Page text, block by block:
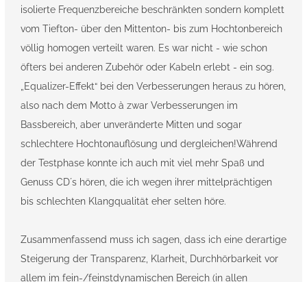
isolierte Frequenzbereiche beschränkten sondern komplett
vom Tiefton- über den Mittenton- bis zum Hochtonbereich
völlig homogen verteilt waren. Es war nicht - wie schon
öfters bei anderen Zubehör oder Kabeln erlebt - ein sog.
„Equalizer-Effekt“ bei den Verbesserungen heraus zu hören,
also nach dem Motto à zwar Verbesserungen im
Bassbereich, aber unveränderte Mitten und sogar
schlechtere Hochtonauflösung und dergleichen!Während
der Testphase konnte ich auch mit viel mehr Spaß und
Genuss CD´s hören, die ich wegen ihrer mittelprächtigen
bis schlechten Klangqualität eher selten höre.
Zusammenfassend muss ich sagen, dass ich eine derartige
Steigerung der Transparenz, Klarheit, Durchhörbarkeit vor
allem im fein-/feinstdynamischen Bereich (in allen